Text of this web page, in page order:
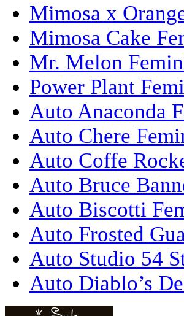
Mimosa x
Mimosa Cake
Mr. Melon
Power Plant
Auto Anaconda
Auto Chere
Auto Coffe
Auto Bruce
Auto Biscotti
Auto Frosted
Auto Studio 54
Auto Diablo’s